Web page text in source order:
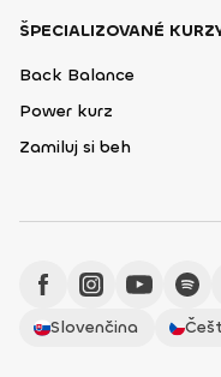
ŠPECIALIZOVANÉ
Back Balance
Power kurz
Zamiluj si beh
Slovenčina